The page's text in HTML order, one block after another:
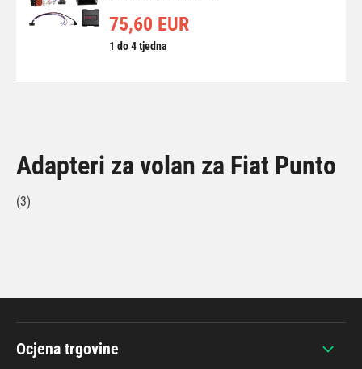
75,60 EUR
1 do 4 tjedna
Adapteri za volan za Fiat Punto
(3)
Ocjena trgovine